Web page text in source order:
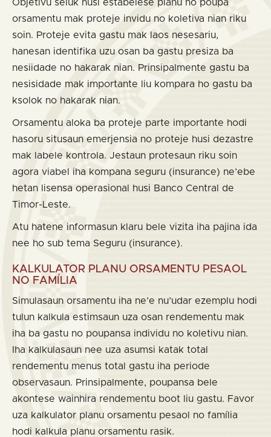
Objetivu seluk husi estabelese planu no poupa
orsamentu mak proteje invidu no koletiva nian riku
soin. Proteje evita gastu mak laos nesesariu,
hanesan identifika uzu osan ba gastu presiza ba
nesiidade no hakarak nian. Prinsipalmente gastu ba
nesisidade mak importante liu kompara ho gastu ba
ksolok no hakarak nian.
Orsamentu aloka ba proteje parte importante hodi
hasoru situsaun emerjensia no proteje husi dezastre
mak labele kontrola. Jestaun protesaun riku soin
agora viabel iha kompana seguru (insurance) ne’ebe
hetan lisensa operasional husi Banco Central de
Timor-Leste.
Atu hatene informasun klaru bele vizita iha pajina ida
nee ho sub tema Seguru (insurance).
KALKULATOR PLANU ORSAMENTU PESAOL
NO FAMÍLIA
Simulasaun orsamentu iha ne’e nu’udar ezemplu hodi
tulun kalkula estimsaun uza osan rendementu mak
iha ba gastu no poupansa individu no koletivu nian.
Iha kalkulasaun nee uza asumsi katak total
rendementu menus total gastu iha periode
observasaun. Prinsipalmente, poupansa bele
akontese wainhira rendementu boot liu gastu. Favor
uza kalkulator planu orsamentu pesaol no família
hodi kalkula planu orsamentu rasik.